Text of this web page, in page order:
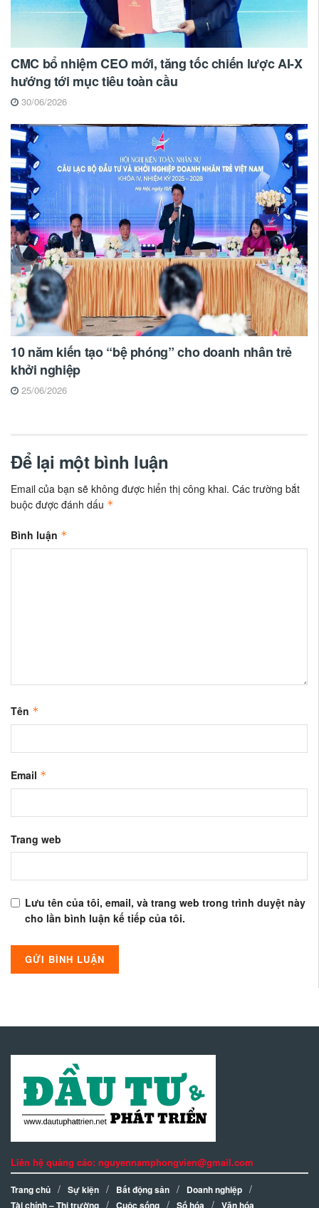
CMC bổ nhiệm CEO mới, tăng tốc chiến lược AI-X
hướng tới mục tiêu toàn cầu
30/06/2026
10 năm kiến tạo “bệ phóng” cho doanh nhân trẻ
khởi nghiệp
25/06/2026
Để lại một bình luận
Email của bạn sẽ không được hiển thị công khai. Các trường bắt
buộc được đánh dấu *
Bình luận *
Tên *
Email *
Trang web
Lưu tên của tôi, email, và trang web trong trình duyệt này
cho lần bình luận kế tiếp của tôi.
Liên hệ quảng cáo: nguyennamphongvien@gmail.com
Trang chủ Sự kiện Bất động sản
Doanh nghiệp
Tài chính – Thị trường
Cuộc sống Số hóa Văn hóa